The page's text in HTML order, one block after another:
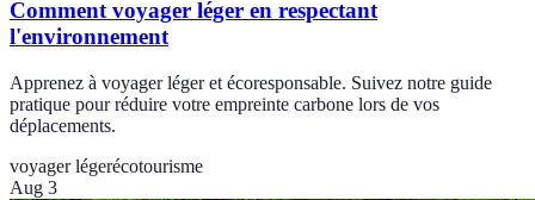
Comment voyager léger en respectant
l'environnement
Apprenez à voyager léger et écoresponsable. Suivez notre guide
pratique pour réduire votre empreinte carbone lors de vos
déplacements.
voyager légerécotourisme
Aug 3